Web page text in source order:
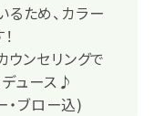
ため、カラー
ウンセリングで
デュース♪
ブロー込)